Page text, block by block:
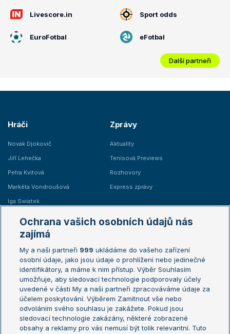
Livescore.in Sport odds
EuroFotbal eFotbal
Další partneři
Hráči
Novak Djokovič
Jiří Lehečka
Petra Kvitová
Markéta Vondroušová
Iga Swiatek
Zprávy
Aktuality
Tenisová Previews
Rozhovory
Express zprávy
Žebříčky
Žebříček ATP (muži)
Žebříček WTA (ženy)
Sázkařský žebříček
Australian Open
French Open
Wimbledon
US Open
Turnaj mistrů
Turnaj mistryň
Ochrana vašich osobních údajů nás
zajímá
My a naši partneři 999 ukládáme do vašeho zařízení
osobní údaje, jako jsou údaje o prohlížení nebo jedinečné
identifikátory, a máme k nim přístup. Výběr Souhlasím
umožňuje, aby sledovací technologie podporovaly účely
uvedené v části My a naši partneři zpracováváme údaje za
účelem poskytování. Výběrem Zamítnout vše nebo
odvoláním svého souhlasu je zakážete. Pokud jsou
sledovací technologie zakázány, některé zobrazené
obsahy a reklamy pro vás nemusí být tolik relevantní. Tuto